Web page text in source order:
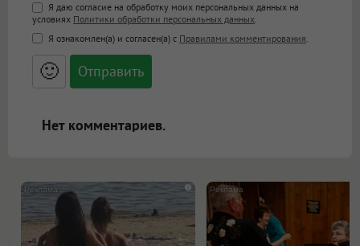
Поддержка HTML
<b>, <strong>, <u>, <i>, <em>, <s>, <big>,
<small>, <sup>, <sub>, <pre>, <ul>, <ol>, <li>,
<blockquote>, <code> экранирует HTML,
адреса URL автоматически становятся
ссылками, и [img]адрес[/img] будет
Я даю согласие на обработку моих персональных данных на
условиях Политики обработки персональных данных
Я ознакомлен(а) и согласен(а) с Правилами комментирования
🙂
Нет комментариев.
i